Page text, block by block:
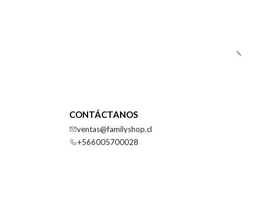
CONTÁCTANOS
ventas@familyshop.cl
+566005700028